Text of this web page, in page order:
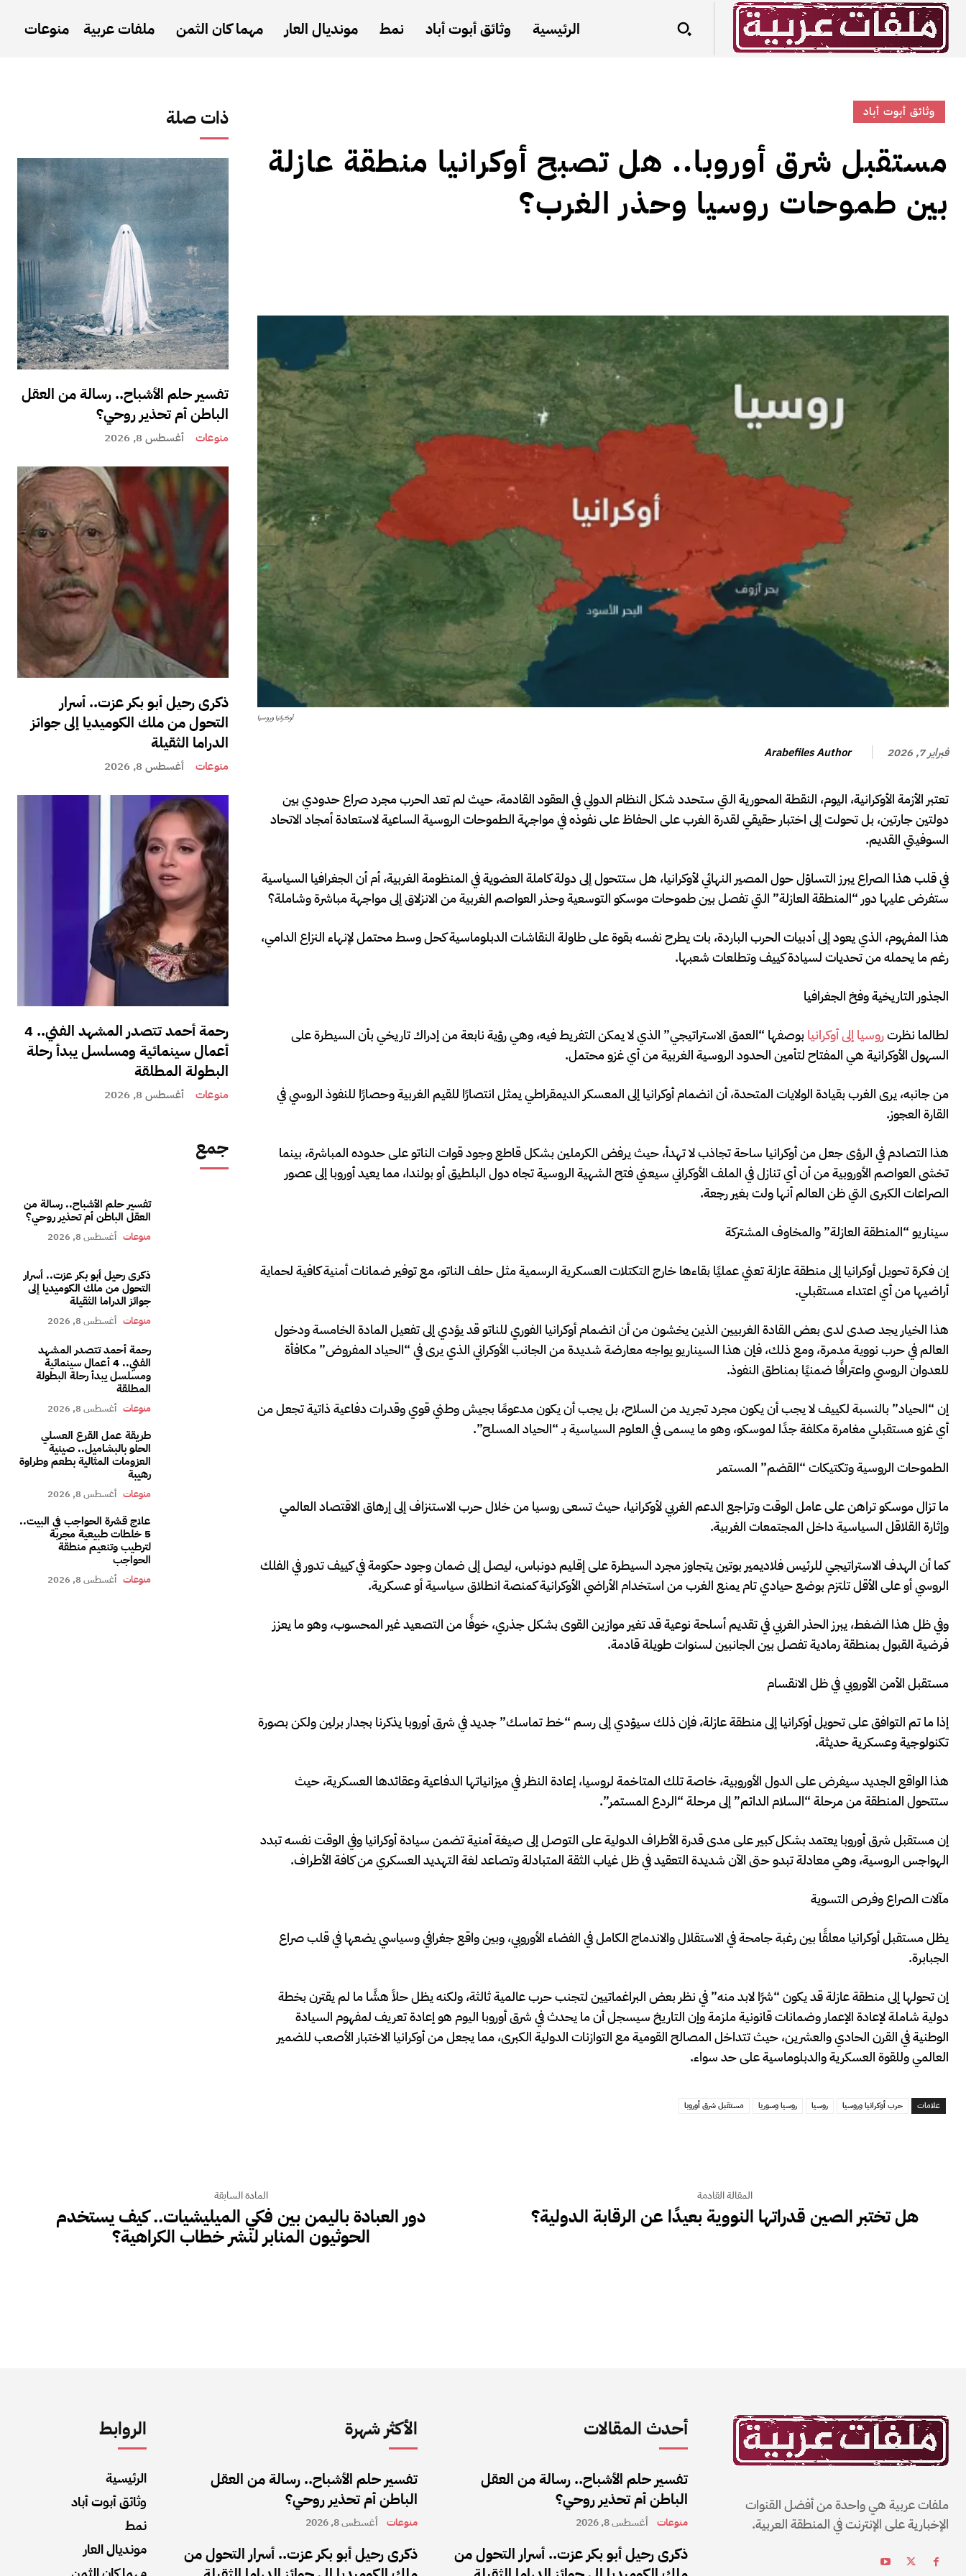
الرئيسية وثائق أبوت أباد نمط مونديال العار مهما كان الثمن ملفات عربية منوعات
ذات صلة
تفسير حلم الأشباح.. رسالة من العقل
الباطن أم تحذير روحي؟
منوعات أغسطس 8, 2026
ذكرى رحيل أبو بكر عزت.. أسرار
التحول من ملك الكوميديا إلى جوائز
الدراما الثقيلة
منوعات أغسطس 8, 2026
رحمة أحمد تتصدر المشهد الفني.. 4
أعمال سينمائية ومسلسل يبدأ رحلة
البطولة المطلقة
منوعات أغسطس 8, 2026
جمع
تفسير حلم الأشباح.. رسالة من
العقل الباطن أم تحذير روحي؟
منوعات أغسطس 8, 2026
ذكرى رحيل أبو بكر عزت.. أسرار
التحول من ملك الكوميديا إلى
جوائز الدراما الثقيلة
منوعات أغسطس 8, 2026
رحمة أحمد تتصدر المشهد
الفني.. 4 أعمال سينمائية
ومسلسل يبدأ رحلة البطولة
المطلقة
منوعات أغسطس 8, 2026
طريقة عمل القرع العسلي
الحلو بالبشاميل.. صينية
العزومات المثالية بطعم وطراوة
رهيبة
منوعات أغسطس 8, 2026
علاج قشرة الحواجب في البيت..
5 خلطات طبيعية مجربة
لترطيب وتنعيم منطقة
الحواجب
منوعات أغسطس 8, 2026
وثائق أبوت أباد
مستقبل شرق أوروبا.. هل تصبح أوكرانيا منطقة عازلة
بين طموحات روسيا وحذر الغرب؟
أوكرانيا وروسيا
فبراير 7, 2026 Arabefiles Author
تعتبر الأزمة الأوكرانية، اليوم، النقطة المحورية التي ستحدد شكل النظام الدولي في العقود القادمة، حيث لم تعد الحرب مجرد صراع حدودي بين
دولتين جارتين، بل تحولت إلى اختبار حقيقي لقدرة الغرب على الحفاظ على نفوذه في مواجهة الطموحات الروسية الساعية لاستعادة أمجاد الاتحاد
السوفيتي القديم.
في قلب هذا الصراع يبرز التساؤل حول المصير النهائي لأوكرانيا، هل ستتحول إلى دولة كاملة العضوية في المنظومة الغربية، أم أن الجغرافيا السياسية
ستفرض عليها دور “المنطقة العازلة” التي تفصل بين طموحات موسكو التوسعية وحذر العواصم الغربية من الانزلاق إلى مواجهة مباشرة وشاملة؟
هذا المفهوم، الذي يعود إلى أدبيات الحرب الباردة، بات يطرح نفسه بقوة على طاولة النقاشات الدبلوماسية كحل وسط محتمل لإنهاء النزاع الدامي،
رغم ما يحمله من تحديات لسيادة كييف وتطلعات شعبها.
الجذور التاريخية وفخ الجغرافيا
لطالما نظرتروسيا إلى أوكرانيابوصفها “العمق الاستراتيجي” الذي لا يمكن التفريط فيه، وهي رؤية نابعة من إدراك تاريخي بأن السيطرة على
السهول الأوكرانية هي المفتاح لتأمين الحدود الروسية الغربية من أي غزو محتمل.
من جانبه، يرى الغرب بقيادة الولايات المتحدة، أن انضمام أوكرانيا إلى المعسكر الديمقراطي يمثل انتصارًا للقيم الغربية وحصارًا للنفوذ الروسي في
القارة العجوز.
هذا التصادم في الرؤى جعل من أوكرانيا ساحة تجاذب لا تهدأ، حيث يرفض الكرملين بشكل قاطع وجود قوات الناتو على حدوده المباشرة، بينما
تخشى العواصم الأوروبية من أن أي تنازل في الملف الأوكراني سيعني فتح الشهية الروسية تجاه دول البلطيق أو بولندا، مما يعيد أوروبا إلى عصور
الصراعات الكبرى التي ظن العالم أنها ولت بغير رجعة.
سيناريو “المنطقة العازلة” والمخاوف المشتركة
إن فكرة تحويل أوكرانيا إلى منطقة عازلة تعني عمليًا بقاءها خارج التكتلات العسكرية الرسمية مثل حلف الناتو، مع توفير ضمانات أمنية كافية لحماية
أراضيها من أي اعتداء مستقبلي.
هذا الخيار يجد صدى لدى بعض القادة الغربيين الذين يخشون من أن انضمام أوكرانيا الفوري للناتو قد يؤدي إلى تفعيل المادة الخامسة ودخول
العالم في حرب نووية مدمرة، ومع ذلك، فإن هذا السيناريو يواجه معارضة شديدة من الجانب الأوكراني الذي يرى في “الحياد المفروض” مكافأة
للعدوان الروسي واعترافًا ضمنيًا بمناطق النفوذ.
إن “الحياد” بالنسبة لكييف لا يجب أن يكون مجرد تجريد من السلاح، بل يجب أن يكون مدعومًا بجيش وطني قوي وقدرات دفاعية ذاتية تجعل من
أي غزو مستقبلي مغامرة مكلفة جدًا لموسكو، وهو ما يسمى في العلوم السياسية بـ “الحياد المسلح”.
الطموحات الروسية وتكتيكات “القضم” المستمر
ما تزال موسكو تراهن على عامل الوقت وتراجع الدعم الغربي لأوكرانيا، حيث تسعى روسيا من خلال حرب الاستنزاف إلى إرهاق الاقتصاد العالمي
وإثارة القلاقل السياسية داخل المجتمعات الغربية.
كما أن الهدف الاستراتيجي للرئيس فلاديمير بوتين يتجاوز مجرد السيطرة على إقليم دونباس، ليصل إلى ضمان وجود حكومة في كييف تدور في الفلك
الروسي أو على الأقل تلتزم بوضع حيادي تام يمنع الغرب من استخدام الأراضي الأوكرانية كمنصة انطلاق سياسية أو عسكرية.
وفي ظل هذا الضغط، يبرز الحذر الغربي في تقديم أسلحة نوعية قد تغير موازين القوى بشكل جذري، خوفًا من التصعيد غير المحسوب، وهو ما يعزز
فرضية القبول بمنطقة رمادية تفصل بين الجانبين لسنوات طويلة قادمة.
مستقبل الأمن الأوروبي في ظل الانقسام
إذا ما تم التوافق على تحويل أوكرانيا إلى منطقة عازلة، فإن ذلك سيؤدي إلى رسم “خط تماسك” جديد في شرق أوروبا يذكرنا بجدار برلين ولكن بصورة
تكنولوجية وعسكرية حديثة.
هذا الواقع الجديد سيفرض على الدول الأوروبية، خاصة تلك المتاخمة لروسيا، إعادة النظر في ميزانياتها الدفاعية وعقائدها العسكرية، حيث
ستتحول المنطقة من مرحلة “السلام الدائم” إلى مرحلة “الردع المستمر”.
إن مستقبل شرق أوروبا يعتمد بشكل كبير على مدى قدرة الأطراف الدولية على التوصل إلى صيغة أمنية تضمن سيادة أوكرانيا وفي الوقت نفسه تبدد
الهواجس الروسية، وهي معادلة تبدو حتى الآن شديدة التعقيد في ظل غياب الثقة المتبادلة وتصاعد لغة التهديد العسكري من كافة الأطراف.
مآلات الصراع وفرص التسوية
يظل مستقبل أوكرانيا معلقًا بين رغبة جامحة في الاستقلال والاندماج الكامل في الفضاء الأوروبي، وبين واقع جغرافي وسياسي يضعها في قلب صراع
الجبابرة.
إن تحولها إلى منطقة عازلة قد يكون “شرًا لابد منه” في نظر بعض البراغماتيين لتجنب حرب عالمية ثالثة، ولكنه يظل حلاً هشًا ما لم يقترن بخطة
دولية شاملة لإعادة الإعمار وضمانات قانونية ملزمة وإن التاريخ سيسجل أن ما يحدث في شرق أوروبا اليوم هو إعادة تعريف لمفهوم السيادة
الوطنية في القرن الحادي والعشرين، حيث تتداخل المصالح القومية مع التوازنات الدولية الكبرى، مما يجعل من أوكرانيا الاختبار الأصعب للضمير
العالمي وللقوة العسكرية والدبلوماسية على حد سواء.
علامات حرب أوكرانيا وروسيا روسيا روسيا وسوريا مستقبل شرق أوروبا
المادة السابقة
دور العبادة باليمن بين فكي الميليشيات.. كيف يستخدم
الحوثيون المنابر لنشر خطاب الكراهية؟
المقالة القادمة
هل تختبر الصين قدراتها النووية بعيدًا عن الرقابة الدولية؟
الروابط
الرئيسية
وثائق أبوت أباد
نمط
مونديال العار
الأكثر شهرة
تفسير حلم الأشباح.. رسالة من العقل
الباطن أم تحذير روحي؟
منوعات أغسطس 8, 2026
ذكرى رحيل أبو بكر عزت.. أسرار التحول من
أحدث المقالات
تفسير حلم الأشباح.. رسالة من العقل
الباطن أم تحذير روحي؟
منوعات أغسطس 8, 2026
ذكرى رحيل أبو بكر عزت.. أسرار التحول من
ملفات عربية هي واحدة من أفضل القنوات
الإخبارية على الإنترنت في المنطقة العربية.